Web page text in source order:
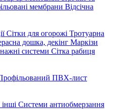
мембрани Відсічна
Сітки для огорожі Тротуарна
дошка, декінг Маркізи
системи Сітка рабиця
ПВХ-лист
Системи антиобмерзання